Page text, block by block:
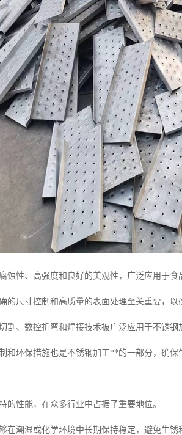
蚀性、高强度和良好的美观性，广泛应用于
的尺寸控制和高质量的表面处理至关重要，以
割、数控折弯和焊接技术被广泛应用于不锈钢
和环保措施也是不锈钢加工**的一部分，确保
的性能，在众多行业中占据了重要地位。
在潮湿或化学环境中长期保持稳定，避免生锈和